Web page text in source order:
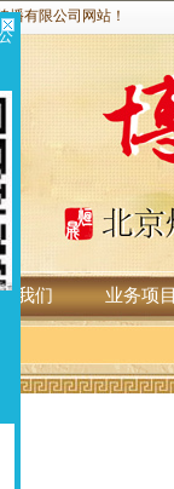
播有限公司网站！
我们 业务项目